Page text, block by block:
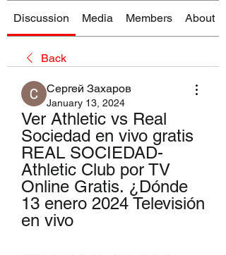
Discussion Media Members About
Back
Сергей Захаров
January 13, 2024
Ver Athletic vs Real
Sociedad en vivo gratis
REAL SOCIEDAD-
Athletic Club por TV
Online Gratis. ¿Dónde
13 enero 2024 Televisión
en vivo